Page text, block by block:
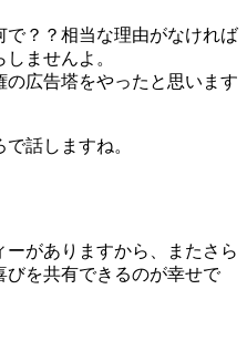
で？？相当な理由がなければ
ませんよ。
広告塔をやったと思います
話しますね。
がありますから、またさら
びを共有できるのが幸せで